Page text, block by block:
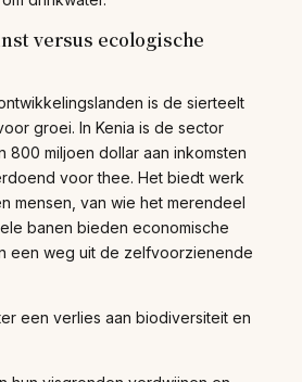
versus ecologische
is de sierteelt
groei. In Kenia is de sector
800 miljoen dollar aan inkomsten
voor thee. Het biedt werk
mensen, van wie het merendeel
banen bieden economische
een weg uit de zelfvoorzienende
een verlies aan biodiversiteit en